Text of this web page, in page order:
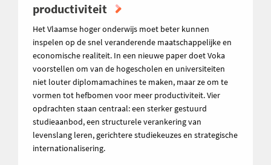
productiviteit
Het Vlaamse hoger onderwijs moet beter kunnen
inspelen op de snel veranderende maatschappelijke en
economische realiteit. In een nieuwe paper doet Voka
voorstellen om van de hogescholen en universiteiten
niet louter diplomamachines te maken, maar ze om te
vormen tot hefbomen voor meer productiviteit. Vier
opdrachten staan centraal: een sterker gestuurd
studieaanbod, een structurele verankering van
levenslang leren, gerichtere studiekeuzes en strategische
internationalisering.